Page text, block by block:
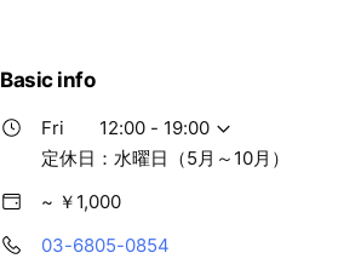
Basic info
Fri
12:00 - 19:00
定休日：水曜日（5月～10月）
~ ￥1,000
03-6805-0854